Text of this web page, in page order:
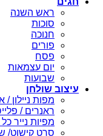
ראש השנה
סוכות
חנוכה
פורים
פסח
יום עצמאות
שבועות
עיצוב שולחן
מפות ניילון
ראנרים /
מפיות נייר
סרט קישוט/